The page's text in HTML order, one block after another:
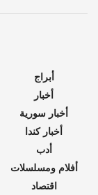
أبراج
أخبار
أخبار سورية
أخبار كندا
أدب
أفلام ومسلسلات
اقتصاد